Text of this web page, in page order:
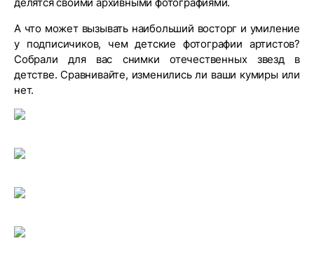
А что может вызывать наибольший восторг и умиление
у подписичиков, чем детские фотографии артистов?
Собрали для вас снимки отечественных звезд в
детстве. Сравнивайте, изменились ли ваши кумиры или
нет.